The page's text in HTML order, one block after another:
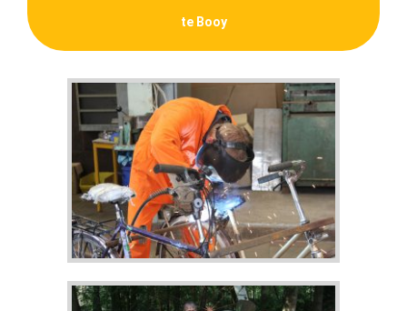
te Booy